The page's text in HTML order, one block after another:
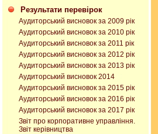
Результати перевірок
Аудиторський висновок за 2009 рік
Аудиторський висновок за 2010 рік
Аудиторський висновок за 2011 рік
Аудиторський висновок за 2012 рік
Аудиторський висновок за 2013 рік
Аудиторський висновок 2014
Аудиторський висновок за 2015 рік
Аудиторський висновок за 2016 рік
Аудиторський висновок за 2017 рік
Звіт про корпоративне управління.
Звіт керівництва